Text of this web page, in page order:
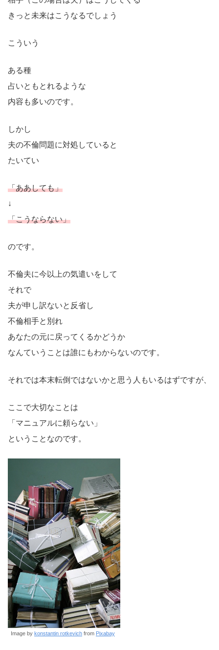
きっと未来はこうなるでしょう
こういう
ある種
占いともとれるような
内容も多いのです。
しかし
夫の不倫問題に対処していると
たいてい
「ああしても」
↓
「こうならない」
のです。
不倫夫に今以上の気遣いをして
それで
夫が申し訳ないと反省し
不倫相手と別れ
あなたの元に戻ってくるかどうか
なんていうことは誰にもわからないのです。
それでは本末転倒ではないかと思う人もいるはずですが、
ここで大切なことは
「マニュアルに頼らない」
ということなのです。
Image by konstantin rotkevich from Pixabay